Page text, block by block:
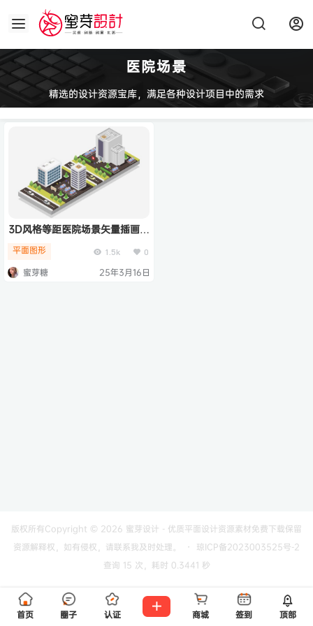
医院场景
精选的设计资源宝库，满足各种设计项目中的需求
3D风格等距医院场景矢量插画
(EPS,JPG)
平面图形 1.5k 0
蜜芽糖 25年3月16日
版权所有Copyright © 2026 蜜芽设计 - 优质平面设计资源素材免费下载保留
资源解释权，如有侵权，请联系我及时处理。
・
琼ICP备2023003525号-2
查询 15 次，耗时 0.3441 秒
首页 圈子 认证 商城 签到 顶部